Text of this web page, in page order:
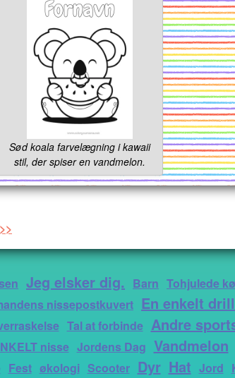
Sød koala farvelægning i kawaii
stil, der spiser en vandmelon.
>>
Jeg elsker dig. Barn Tohjulede
nissepostkuvert En enkelt
Tal at forbinde Andre
nisse Jordens Dag Vandmelon
Fest økologi Scooter Dyr Hat Jord